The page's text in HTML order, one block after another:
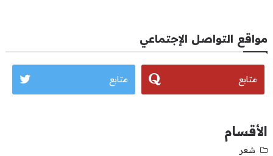
مواقع التواصل الإجتماعي
متابع متابع
الأقسام
شعر